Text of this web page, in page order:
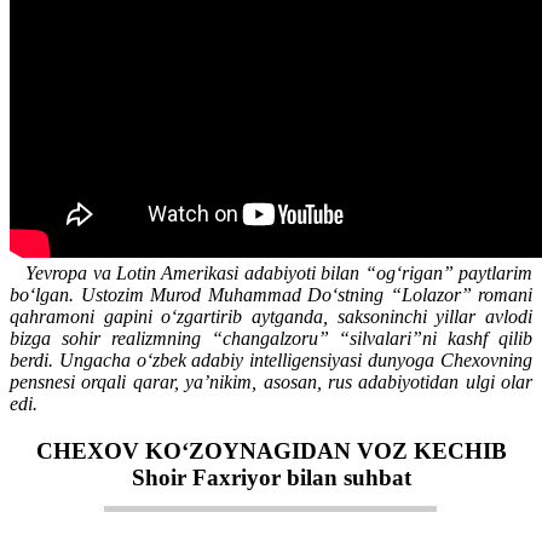
Yevropa va Lotin Amerikasi adabiyoti bilan “ogʻrigan” paytlarim
boʻlgan. Ustozim Murod Muhammad Doʻstning “Lolazor” romani
qahramoni gapini oʻzgartirib aytganda, saksoninchi yillar avlodi
bizga sohir realizmning “changalzoru” “silvalari”ni kashf qilib
berdi. Ungacha oʻzbek adabiy intelligensiyasi dunyoga Chexovning
pensnesi orqali qarar, yaʼnikim, asosan, rus adabiyotidan ulgi olar
edi.
CHЕXOV KOʻZOYNAGIDAN VOZ KЕCHIB
Shoir Faxriyor bilan suhbat